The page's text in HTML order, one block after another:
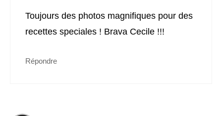
Toujours des photos magnifiques pour des
recettes speciales ! Brava Cecile !!!
Répondre